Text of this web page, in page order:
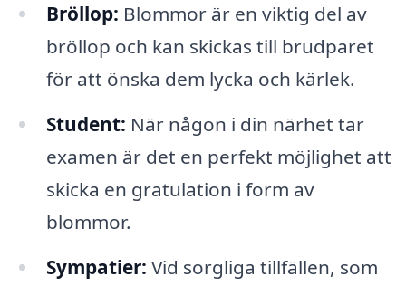
Bröllop: Blommor är en viktig del av
bröllop och kan skickas till brudparet
för att önska dem lycka och kärlek.
Student: När någon i din närhet tar
examen är det en perfekt möjlighet att
skicka en gratulation i form av
blommor.
Sympatier: Vid sorgliga tillfällen, som